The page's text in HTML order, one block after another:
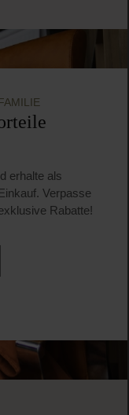
erhalte als
Verpasse
Rabatte!